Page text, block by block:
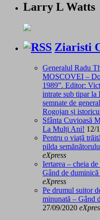
Larry L Watts
Ziaristi
Generalul Radu
MOSCOVEI –
1989”. Editor:
intrate sub tipar
semnate de
Rogojan și
Sfânta Cuvioasă
La Mulți Ani! 12/
Pentru o viață
pilda
eXpress
Iertarea – cheia
Gând de
eXpress
Pe drumul suitor
minunată – Gând
27/09/2020